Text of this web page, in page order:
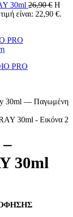
30ml 26,90€ Η
είναι: 22,90 €.
30ml